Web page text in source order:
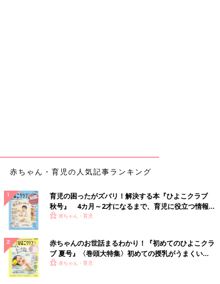
煮 」 離乳食の副菜におすすめ。
●参照／初めてママ＆パパのための365日の離乳食カレンダー
初めてママ＆パパのための365日の離乳食カレンダ
ー
赤ちゃん・育児の人気記事ランキング
育児の困ったがズバリ！解決する本『ひよこクラブ
秋号』 4カ月～2才になるまで、育児に役立つ情報が
いっぱい！
赤ちゃん・育児
赤ちゃんのお世話まるわかり！『初めてのひよこクラ
ブ 夏号』〈巻頭大特集〉初めての授乳がうまくい
く！ おっぱい・ミルクの基本と夏のトラブル 解決テ
赤ちゃん・育児